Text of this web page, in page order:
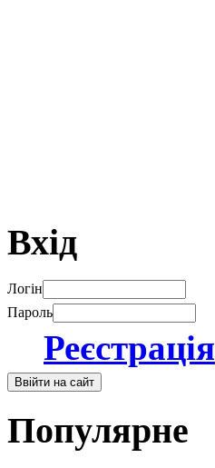
Вхід
Логін
Пароль
Реєстрація
Популярне